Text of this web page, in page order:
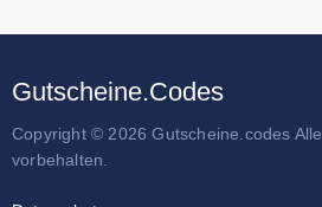
Gutscheine.Codes
Copyright © 2026 Gutscheine.codes
vorbehalten.